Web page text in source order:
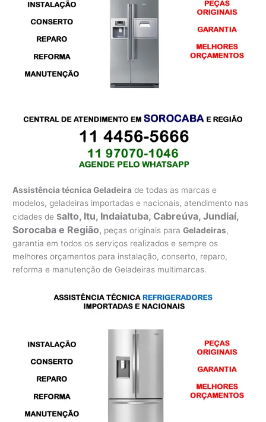
Assistência técnica Geladeira de todas as marcas e
modelos, geladeiras importadas e nacionais, atendimento nas
cidades deSalto, Itu, Indaiatuba, Cabreúva, Jundiaí,
Sorocaba e Região, peças originais paraGeladeiras,
garantia em todos os serviços realizados e sempre os
melhores orçamentos para instalação, conserto, reparo,
reforma e manutenção de Geladeiras multimarcas.